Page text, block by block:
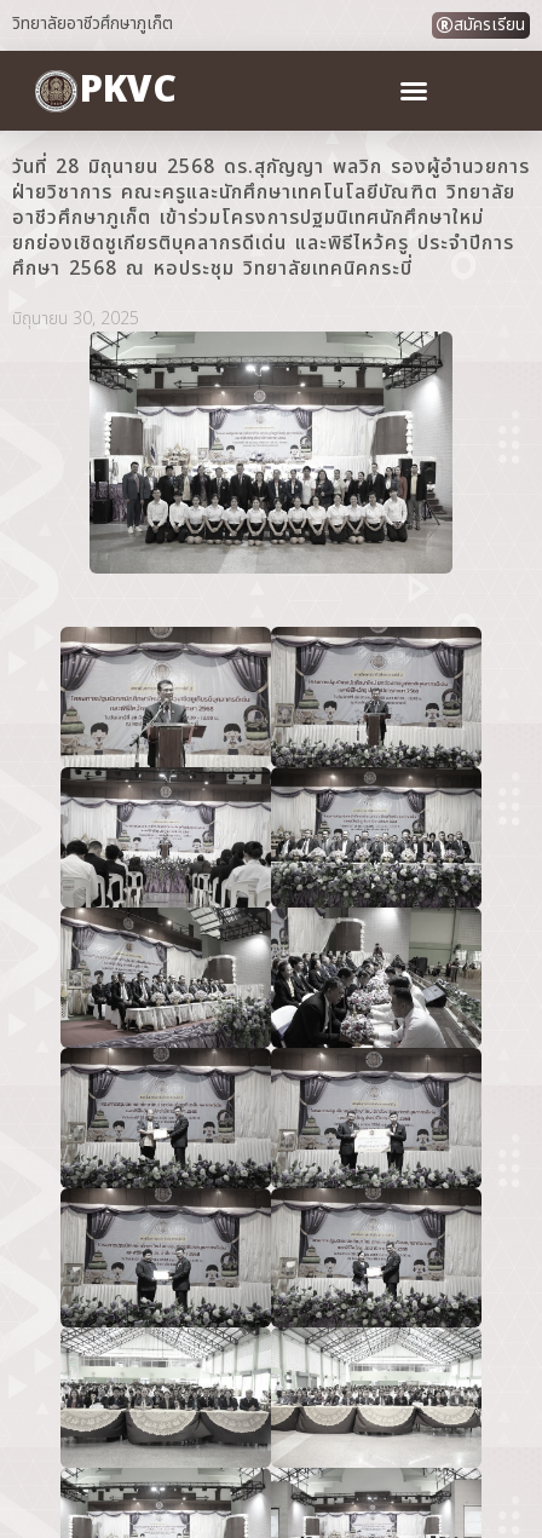
วิทยาลัยอาชีวศึกษาภูเก็ต สมัครเรียน
PKVC
วันที่ 28 มิถุนายน 2568 ดร.สุกัญญา พลวิก รองผู้อำนวยการ
ฝ่ายวิชาการ คณะครูและนักศึกษาเทคโนโลยีบัณฑิต วิทยาลัย
อาชีวศึกษาภูเก็ต เข้าร่วมโครงการปฐมนิเทศนักศึกษาใหม่
ยกย่องเชิดชูเกียรติบุคลากรดีเด่น และพิธีไหว้ครู ประจำปีการ
ศึกษา 2568 ณ หอประชุม วิทยาลัยเทคนิคกระบี่
มิถุนายน 30, 2025